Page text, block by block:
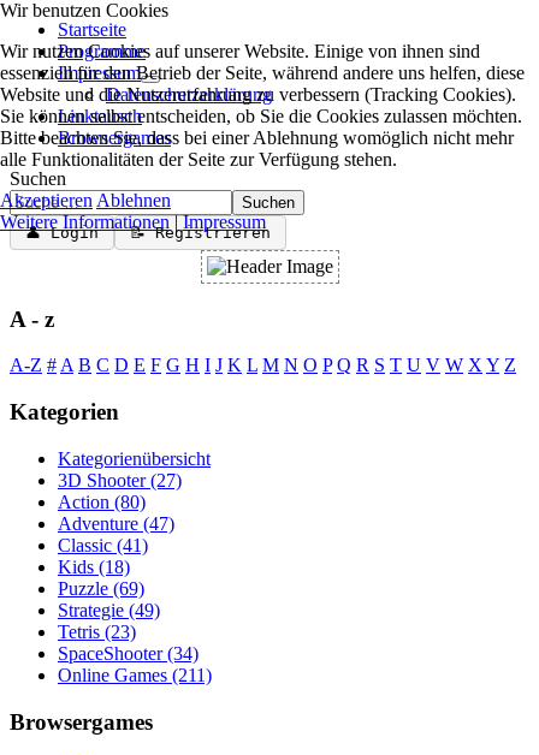
Startseite
Programme
Impressum
Datenschutzerklärung
Linktausch
Browsergames
Suchen
Suchen
👤 Login
📝 Registrieren
A - z
A-Z #A B C D E F G H I J K L M N O P Q R S T U V W XY Z
Kategorien
Kategorienübersicht
3D Shooter(27)
Action (80)
Adventure (47)
Classic (41)
Kids (18)
Puzzle (69)
Strategie (49)
Tetris (23)
SpaceShooter(34)
Online Games (211)
Browsergames
Wir benutzen Cookies
Wir nutzen Cookies auf unserer Website. Einige von ihnen sind
essenziell für den Betrieb der Seite, während andere uns helfen, diese
Website und die Nutzererfahrung zu verbessern (Tracking Cookies).
Sie können selbst entscheiden, ob Sie die Cookies zulassen möchten.
Bitte beachten Sie, dass bei einer Ablehnung womöglich nicht mehr
alle Funktionalitäten der Seite zur Verfügung stehen.
Akzeptieren Ablehnen
Weitere Informationen|Impressum